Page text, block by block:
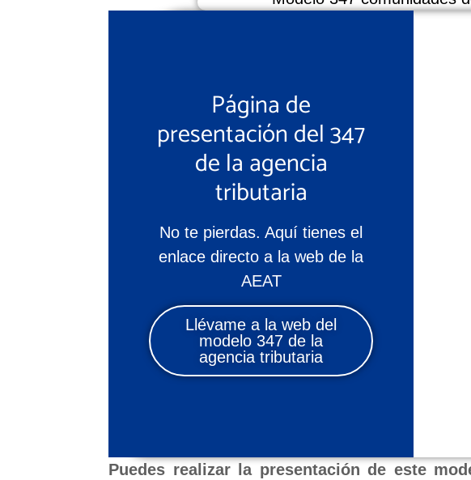
Página de
presentación del 347
de la agencia
tributaria
No te pierdas. Aquí tienes el
enlace directo a la web de la
AEAT
Llévame a la web del
modelo 347 de la
agencia tributaria
Puedes realizar la presentación de este